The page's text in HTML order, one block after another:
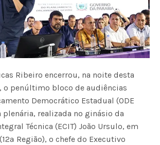
Ribeiro encerrou, na noite desta
o penúltimo bloco de audiências
Democrático Estadual (ODE
plenária, realizada no ginásio da
Técnica (ECIT) João Ursulo, em
Região), o chefe do Executivo